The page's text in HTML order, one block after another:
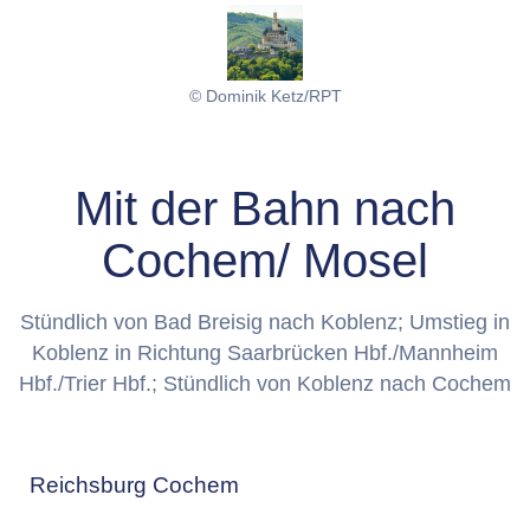
© Dominik Ketz/RPT
Mit der Bahn nach
Cochem/ Mosel
Stündlich von Bad Breisig nach Koblenz; Umstieg in
Koblenz in Richtung Saarbrücken Hbf./Mannheim
Hbf./Trier Hbf.; Stündlich von Koblenz nach Cochem
Reichsburg Cochem